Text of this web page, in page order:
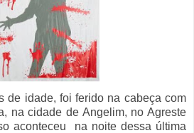
de idade, foi ferido na cabeça com
na cidade de Angelim, no Agreste
aconteceu na noite dessa última